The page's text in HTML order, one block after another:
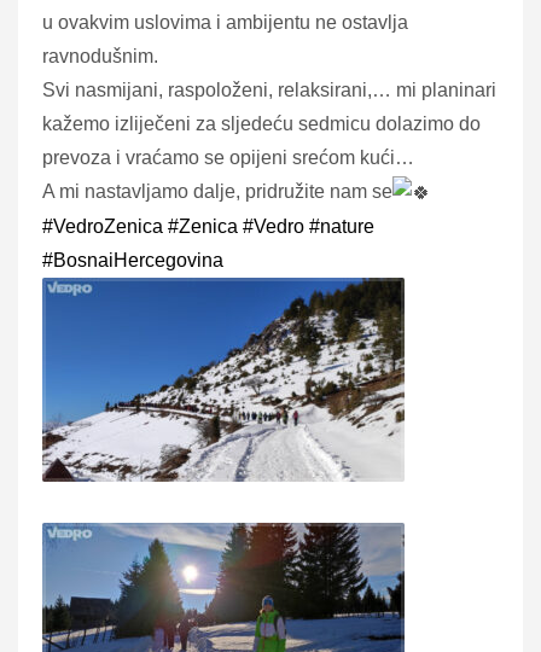
u ovakvim uslovima i ambijentu ne ostavlja
ravnodušnim.
Svi nasmijani, raspoloženi, relaksirani,… mi planinari
kažemo izliječeni za sljedeću sedmicu dolazimo do
prevoza i vraćamo se opijeni srećom kući…
A mi nastavljamo dalje, pridružite nam se
#VedroZenica #Zenica #Vedro #nature
#BosnaiHercegovina